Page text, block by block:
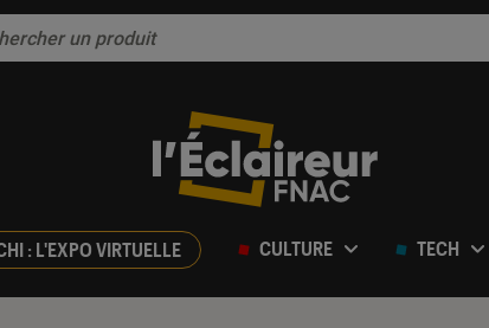
: L'EXPO VIRTUELLE CULTURE TECH